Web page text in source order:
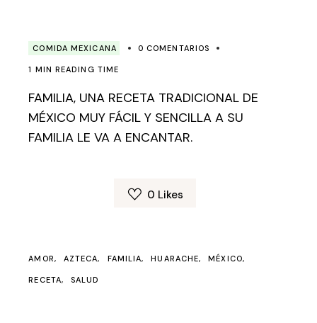
COMIDA MEXICANA 0 COMENTARIOS
1 MIN READING TIME
FAMILIA, UNA RECETA TRADICIONAL DE
MÉXICO MUY FÁCIL Y SENCILLA A SU
FAMILIA LE VA A ENCANTAR.
0 Likes
AMOR AZTECA FAMILIA HUARACHE MÉXICO
RECETA SALUD